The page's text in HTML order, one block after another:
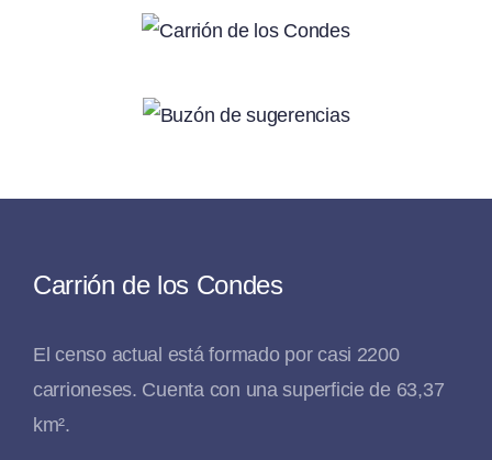
Carrión de los Condes
El censo actual está formado por casi 2200
carrioneses. Cuenta con una superficie de 63,37
km².